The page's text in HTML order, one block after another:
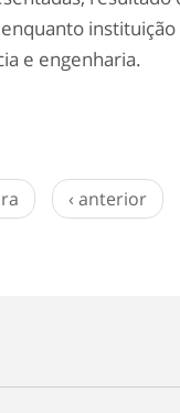
enquanto
e engenharia.
‹ anterior